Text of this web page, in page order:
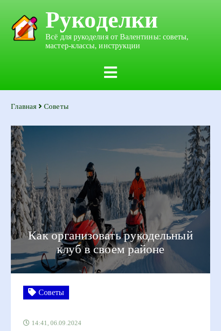
Рукоделки
Всё для рукоделия от Валентины: советы,
мастер-классы, инструкции
Главная Советы
Как организовать рукодельный
клуб в своем районе
Советы
14:41, 06.09.2024